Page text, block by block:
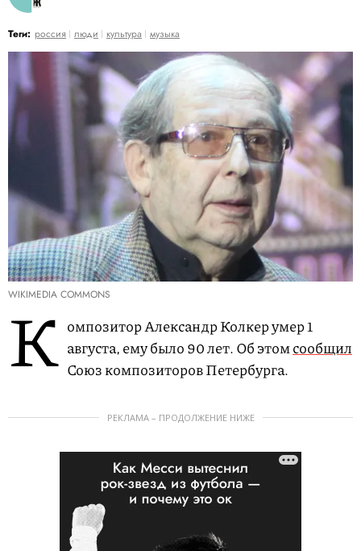
Теги: россия люди культура музыка
WIKIMEDIA COMMONS
К омпозитор Александр Колкер умер 1
августа, ему было 90 лет. Об этомсообщил
Союз композиторов Петербурга.
РЕКЛАМА – ПРОДОЛЖЕНИЕ НИЖЕ